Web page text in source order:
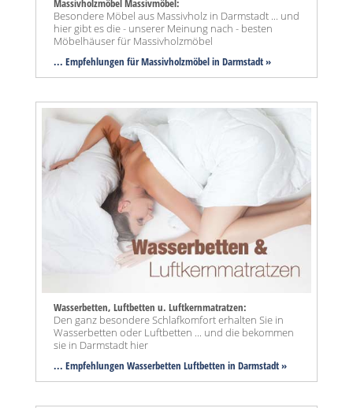
Massivholzmöbel Massivmöbel:
Besondere Möbel aus Massivholz in Darmstadt ... und
hier gibt es die - unserer Meinung nach - besten
Möbelhäuser für Massivholzmöbel
... Empfehlungen für Massivholzmöbel in Darmstadt »
Wasserbetten, Luftbetten u. Luftkernmatratzen:
Den ganz besondere Schlafkomfort erhalten Sie in
Wasserbetten oder Luftbetten ... und die bekommen
sie in Darmstadt hier
... Empfehlungen Wasserbetten Luftbetten in Darmstadt »